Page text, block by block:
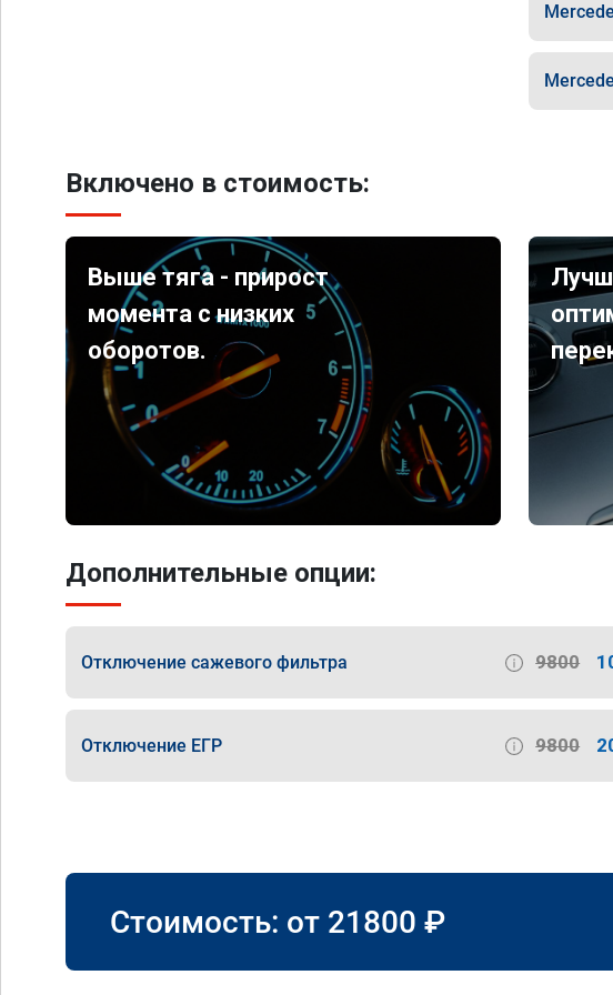
Включено в стоимость:
Выше тяга - прирост
момента с низких
оборотов.
Дополнительные опции:
Отключение сажевого фильтра 9800
Отключение ЕГР 9800
Стоимость: от 21800 ₽